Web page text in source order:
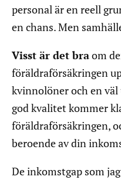
personal är en reell
en chans. Men
Visst är det braom
föräldraförsäkringen
kvinnolöner och en
god kvalitet kommer
föräldraförsäkringen,
beroende av din
De inkomstgap som